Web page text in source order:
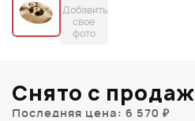
Добавить
свое
фото
Снято с продаж
Последняя цена: 6 570 ₽